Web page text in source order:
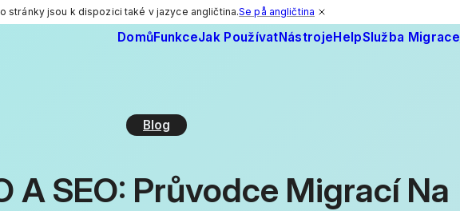
DomůFunkceJak PoužívatNástrojeHelpSlužba Migrace
Blog
A SEO: Průvodce Migrací Na
stránky jsou k dispozici také v jazyce angličtina.Se på angličtina